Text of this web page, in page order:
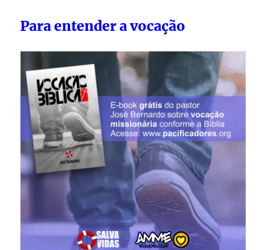
Para entender a vocação